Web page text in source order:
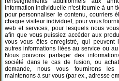
information individuelle n'est fournie à un
pour personnaliser le contenu, courriers
chaque visiteur individuel, pour vous
web et services, pour lesquels nous
afin que vous puissiez accéder aux
vous vous êtes enregistré, qui peuvent
autres informations liées au service ou
Nous pouvons partager des
société dans le cas de fusion, ou
demande, nous vous fournirons les
maintenons à sur vous (par ex., adresse